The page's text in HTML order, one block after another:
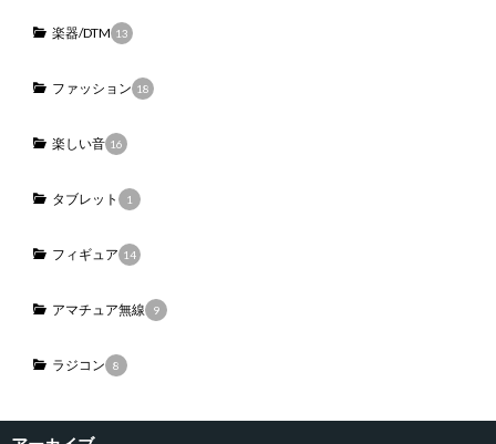
楽器/DTM 13
ファッション 18
楽しい音 16
タブレット 1
フィギュア 14
アマチュア無線 9
ラジコン 8